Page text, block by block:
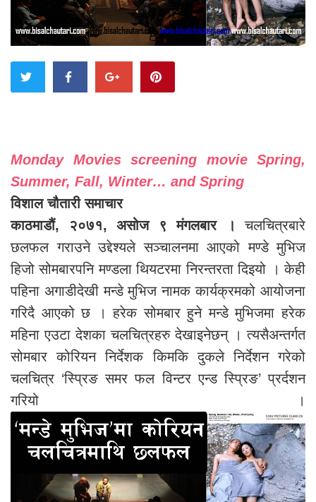
Monday Movies screening movie Spring,
Summer, Fall, Winter… and Spring
विशाल चौतारी समाचार
काठमाडौं, २०७१, असोज ९ मंगलबार ।
चलचित्रबारे
छलफल गराउने उद्देश्यले सञ्चालनमा आएको मण्डे मुभिज
हिजो सोमबारपनि मण्डला थियटरमा निरन्तरता दिइयो । केही
पहिना अगाडीदेखी मन्डे मुभिज नामक कार्यक्रमको आयोजना
गरिदै आएको छ । हरेक सोमबार हुने मन्डे मुभिजमा हरेक
महिना एउटा देशका चलचित्रहरु देखाइनेछन् । त्यसैअन्तर्गत
सोमबार कोरियन निर्देशक किमकि दुकले निर्देशन गरेको
चलचित्र ‘स्प्रिङ समर फल विन्टर एन्ड स्प्रिङ’ प्रर्दशन
गरियो ।